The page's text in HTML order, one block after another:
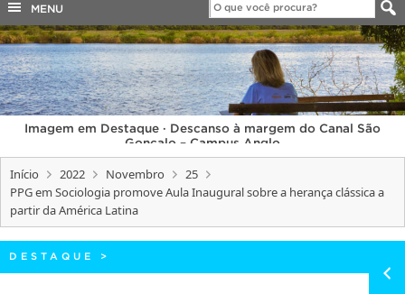
Canais
COBALTO
CONCURSOS
EDITAIS
INTERNACIONAL
OUVIDORIA
PORTARIAS
TELEFONES
MENU
Imagem em Destaque · Descanso à margem do Canal São
Gonçalo – Campus Anglo
Início 2022 Novembro
25
PPG em Sociologia promove Aula Inaugural sobre a herança clássica a
partir da América Latina
DESTAQUE >